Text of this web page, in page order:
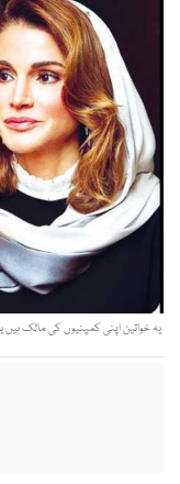
یہ خواتین اپنی کمپنیوں کی مالک